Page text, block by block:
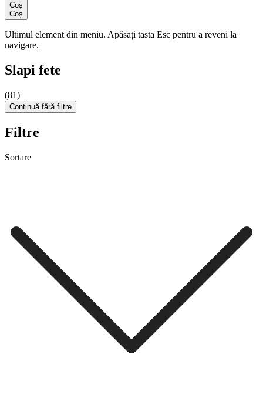
Coș
Coș
Ultimul element din meniu. Apăsați tasta Esc pentru a reveni la
navigare.
Slapi fete
(81)
Continuă fără filtre
Filtre
Sortare